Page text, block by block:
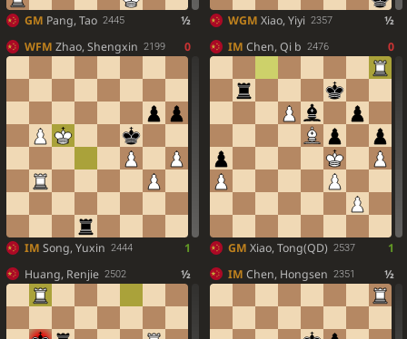
GM Pang, Tao 2445 ½ WGM Xiao, Yiyi 2357
½
WFM Zhao, Shengxin 2199 0
IM Song, Yuxin 2444 1
IM Chen, Qi b 2476 0
GM Xiao, Tong(QD) 2537
1
Huang, Renjie 2502 ½ IM Chen, Hongsen 2351 ½